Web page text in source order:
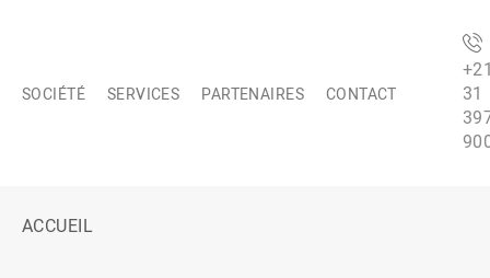
SOCIÉTÉ SERVICES PARTENAIRES CONTACT
31
ACCUEIL